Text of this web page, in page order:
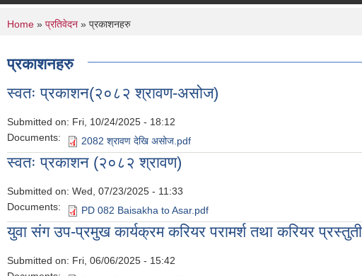
You are here
Home » प्रतिवेदन » प्रकाशनहरु
प्रकाशनहरु
स्वतः प्रकाशन(२०८२ श्रावण-असोज)
Submitted on: Fri, 10/24/2025 - 18:12
Documents:
2082 श्रावण देखि असोज.pdf
स्वतः प्रकाशन (२०८२ श्रावण)
Submitted on: Wed, 07/23/2025 - 11:33
Documents:
PD 082 Baisakha to Asar.pdf
युवा संग उप-प्रमुख कार्यक्रम करियर परामर्श तथा करियर
Submitted on: Fri, 06/06/2025 - 15:42